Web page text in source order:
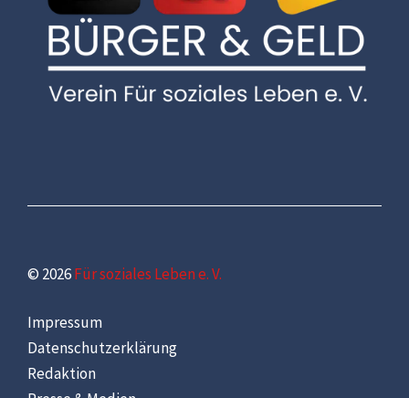
© 2026Für soziales Leben e. V.
Impressum
Datenschutzerklärung
Redaktion